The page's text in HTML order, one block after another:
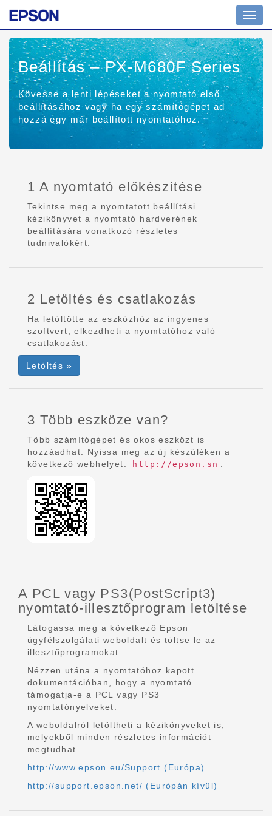
Beállítás – PX-M680F Series
Kövesse a lenti lépéseket a nyomtató első
beállításához vagy ha egy számítógépet ad
hozzá egy már beállított nyomtatóhoz.
1 A nyomtató előkészítése
Tekintse meg a nyomtatott beállítási
kézikönyvet a nyomtató hardverének
beállítására vonatkozó részletes
tudnivalókért.
2 Letöltés és csatlakozás
Ha letöltötte az eszközhöz az ingyenes
szoftvert, elkezdheti a nyomtatóhoz való
csatlakozást.
Letöltés »
3 Több eszköze van?
Több számítógépet és okos eszközt is
hozzáadhat. Nyissa meg az új készüléken a
következő webhelyet:
http://epson.sn
A PCL vagy PS3(PostScript3)
nyomtató-illesztőprogram letöltése
Látogassa meg a következő Epson
ügyfélszolgálati weboldalt és töltse le az
illesztőprogramokat.
Nézzen utána a nyomtatóhoz kapott
dokumentációban, hogy a nyomtató
támogatja-e a PCL vagy PS3
nyomtatónyelveket.
A weboldalról letöltheti a kézikönyveket is,
melyekből minden részletes információt
megtudhat.
http://www.epson.eu/Support (Európa)
http://support.epson.net/ (Európán kívül)